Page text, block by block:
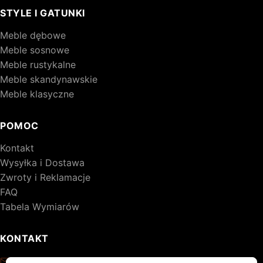
STYLE I GATUNKI
Meble dębowe
Meble sosnowe
Meble rustykalne
Meble skandynawskie
Meble klasyczne
POMOC
Kontakt
Wysyłka i Dostawa
Zwroty i Reklamacje
FAQ
Tabela Wymiarów
KONTAKT